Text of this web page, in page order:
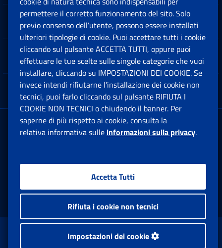
Software
Note Legali
App mobile
Sede Legale : Via Ciro il Grande, 21
00144 Roma
Facebook: Apre una nuova finestra
Twitter: Apre una nuova finestra
Whatsapp: Apre una nuova
Youtube: Apre una
Instagram:
www.inps.gov.it © 1997-2026
permettere il corretto funzionamento del sito. Solo
previo consenso dell’utente, possono essere installati
ulteriori tipologie di cookie. Puoi accettare tutti i cookie
cliccando sul pulsante ACCETTA TUTTI, oppure puoi
effettuare le tue scelte sulle singole categorie che vuoi
installare, cliccando su IMPOSTAZIONI DEI COOKIE. Se
invece intendi rifiutarne l’installazione dei cookie non
tecnici, puoi farlo cliccando sul pulsante RIFIUTA I
COOKIE NON TECNICI o chiudendo il banner. Per
saperne di più rispetto ai cookie, consulta la
relativa informativa sulle informazioni sulla privacy.
Accetta Tutti
Rifiuta i cookie non tecnici
Impostazioni dei cookie